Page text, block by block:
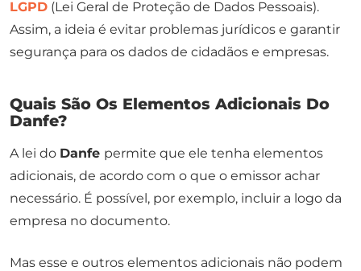
LGPD (Lei Geral de Proteção de Dados Pessoais).
Assim, a ideia é evitar problemas jurídicos e garantir
segurança para os dados de cidadãos e empresas.
Quais São Os Elementos Adicionais Do
Danfe?
A lei do Danfe permite que ele tenha elementos
adicionais, de acordo com o que o emissor achar
necessário. É possível, por exemplo, incluir a logo da
empresa no documento.
Mas esse e outros elementos adicionais não podem